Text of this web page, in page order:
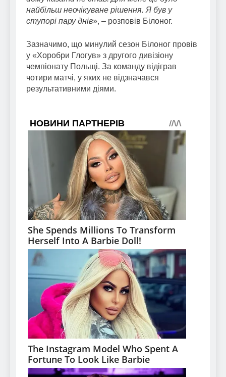
найбільш неочікуване рішення. Я був у
ступорі пару днів», – розповів Білоног.
Зазначимо, що минулий сезон Білоног провів
у «Хоробри Глогув» з другого дивізіону
чемпіонату Польщі. За команду відіграв
чотири матчі, у яких не відзначався
результативними діями.